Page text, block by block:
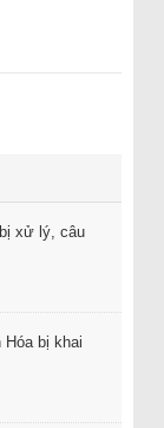
xử lý, câu
Hóa bị khai